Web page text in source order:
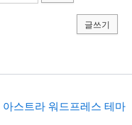
글쓰기
아스트라 워드프레스 테마